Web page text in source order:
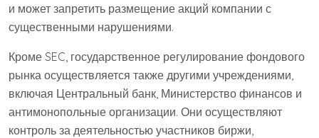
и может запретить размещение акций компании с
существенными нарушениями.
Кроме SEC, государственное регулирование фондового
рынка осуществляется также другими учреждениями,
включая Центральный банк, Министерство финансов и
антимонопольные организации. Они осуществляют
контроль за деятельностью участников биржи,